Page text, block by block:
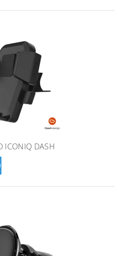
ICONIQ DASH